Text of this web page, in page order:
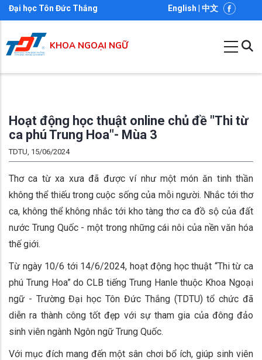
Nhảy
đến
nội
dung
Đại học Tôn Đức Thắng English 中文
KHOA NGOẠI NGỮ
Hoạt động học thuật online chủ đề "Thi từ
ca phú Trung Hoa"- Mùa 3
TDTU, 15/06/2024
Thơ ca từ xa xưa đã được ví như một món ăn tinh thần
không thể thiếu trong cuộc sống của mỗi người. Nhắc tới thơ
ca, không thể không nhắc tới kho tàng thơ ca đồ sộ của đất
nước Trung Quốc - một trong những cái nôi của nền văn hóa
thế giới.
Từ ngày 10/6 tới 14/6/2024, hoạt động học thuật “Thi từ ca
phú Trung Hoa” do CLB tiếng Trung Hanle thuộc Khoa Ngoại
ngữ - Trường Đại học Tôn Đức Thắng (TDTU) tổ chức đã
diễn ra thành công tốt đẹp với sự tham gia của đông đảo
sinh viên ngành Ngôn ngữ Trung Quốc.
Với mục đích mang đến một sân chơi bổ ích, giúp sinh viên